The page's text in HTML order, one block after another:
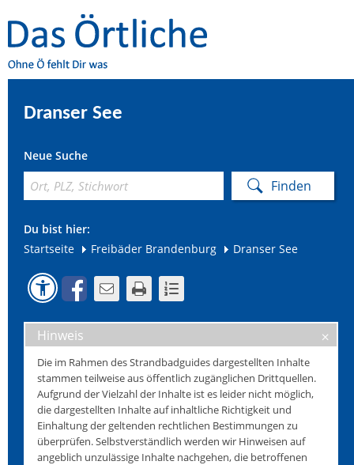
Dranser See
Neue Suche
Du bist hier:
Startseite
Freibäder Brandenburg Dranser See
Hinweis
Die im Rahmen des Strandbadguides dargestellten Inhalte
stammen teilweise aus öffentlich zugänglichen Drittquellen.
Aufgrund der Vielzahl der Inhalte ist es leider nicht möglich,
die dargestellten Inhalte auf inhaltliche Richtigkeit und
Einhaltung der geltenden rechtlichen Bestimmungen zu
überprüfen. Selbstverständlich werden wir Hinweisen auf
angeblich unzulässige Inhalte nachgehen, die betroffenen